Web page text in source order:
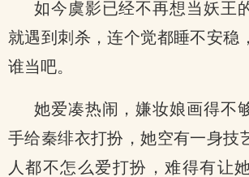
如今虞影已经不再想当妖王
就遇到刺杀，连个觉都睡不安稳
谁当吧。
她爱凑热闹，嫌妆娘画得不
手给秦绯衣打扮，她空有一身技
人都不怎么爱打扮，难得有让